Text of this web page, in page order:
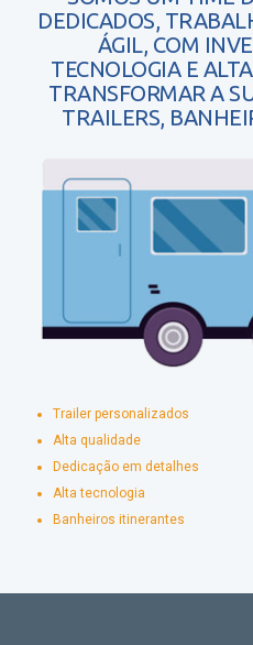
DEDICADOS,
ÁGIL, COM
TECNOLOGIA E
TRANSFORMAR A
TRAILERS,
Trailer personalizados
Alta qualidade
Dedicação em detalhes
Alta tecnologia
Banheiros itinerantes